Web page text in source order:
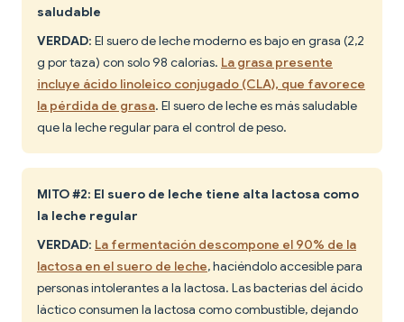
saludable
VERDAD: El suero de leche moderno es bajo en grasa (2,2
g por taza) con solo 98 calorías. La grasa presente
incluye ácido linoleico conjugado (CLA), que favorece
la pérdida de grasa. El suero de leche es más saludable
que la leche regular para el control de peso.
MITO #2: El suero de leche tiene alta lactosa como
la leche regular
VERDAD: La fermentación descompone el 90% de la
lactosa en el suero de leche, haciéndolo accesible para
personas intolerantes a la lactosa. Las bacterias del ácido
láctico consumen la lactosa como combustible, dejando